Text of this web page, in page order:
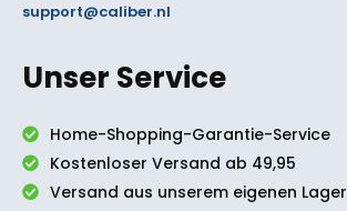
support@caliber.nl
Unser Service
Home-Shopping-Garantie-Service
Kostenloser Versand ab 49,95
Versand aus unserem eigenen Lager